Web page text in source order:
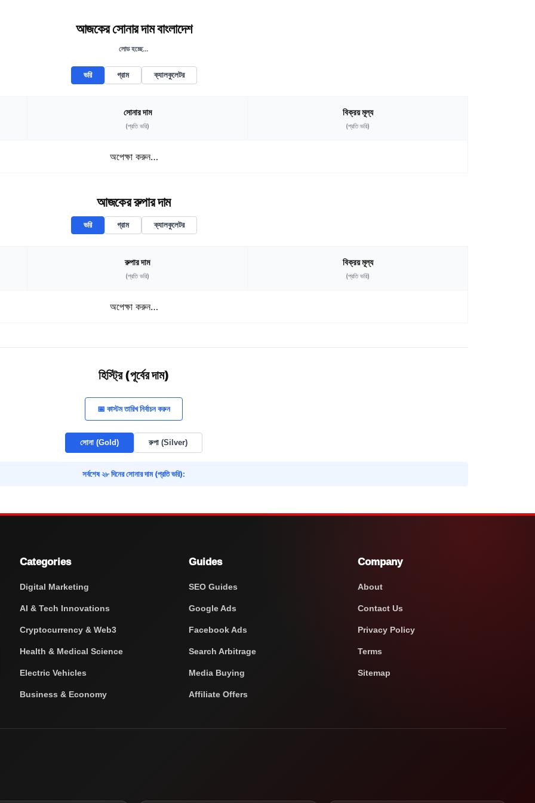
আজকের সোনার দাম বাংলাদেশ
লোড হচ্ছে…
ভরি গ্রাম ক্যালকুলেটর
সোনার দাম
(প্রতিভরি)
বিক্রয় মূল্য
(প্রতিভরি)
অপেক্ষা করুন…
আজকের রুপার দাম
ভরি গ্রাম ক্যালকুলেটর
রুপার দাম
(প্রতিভরি)
বিক্রয় মূল্য
(প্রতিভরি)
অপেক্ষা করুন…
হিস্ট্রি (পূর্বের দাম)
📅 কাস্টম তারিখ নির্বাচন করুন
সোনা (Gold) রুপা (Silver)
সর্বশেষ ২৮ দিনের সোনার দাম (প্রতি ভরি):
Categories
Digital Marketing
AI & Tech Innovations
Cryptocurrency & Web3
Health & Medical Science
Electric Vehicles
Business & Economy
Guides
SEO Guides
Google Ads
Facebook Ads
Search Arbitrage
Media Buying
Affiliate Offers
Company
About
Contact Us
Privacy Policy
Terms
Sitemap